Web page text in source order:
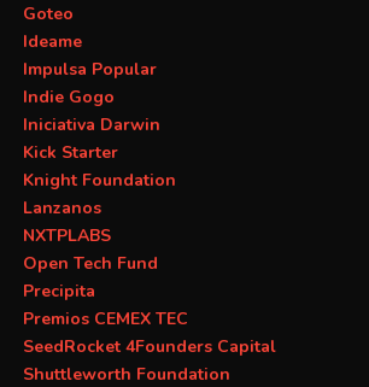
Goteo
Ideame
Impulsa Popular
Indie Gogo
Iniciativa Darwin
Kick Starter
Knight Foundation
Lanzanos
NXTPLABS
Open Tech Fund
Precipita
Premios CEMEX TEC
SeedRocket 4Founders Capital
Shuttleworth Foundation